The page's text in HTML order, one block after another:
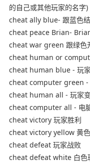
的自己或其他玩家的名字)
cheat ally blue- 跟蓝色
cheat peace Brian-
cheat war green 跟绿色
cheat human or
cheat human blue - 玩
cheat computer green -
cheat human all - 玩家
cheat computer all - 电
cheat victory 玩家胜利
cheat victory yellow 黄
cheat defeat 玩家战败
cheat defeat white 白色